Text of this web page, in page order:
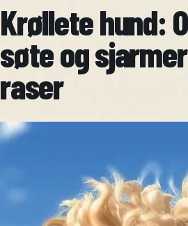
Krøllete hund:
søte og
raser